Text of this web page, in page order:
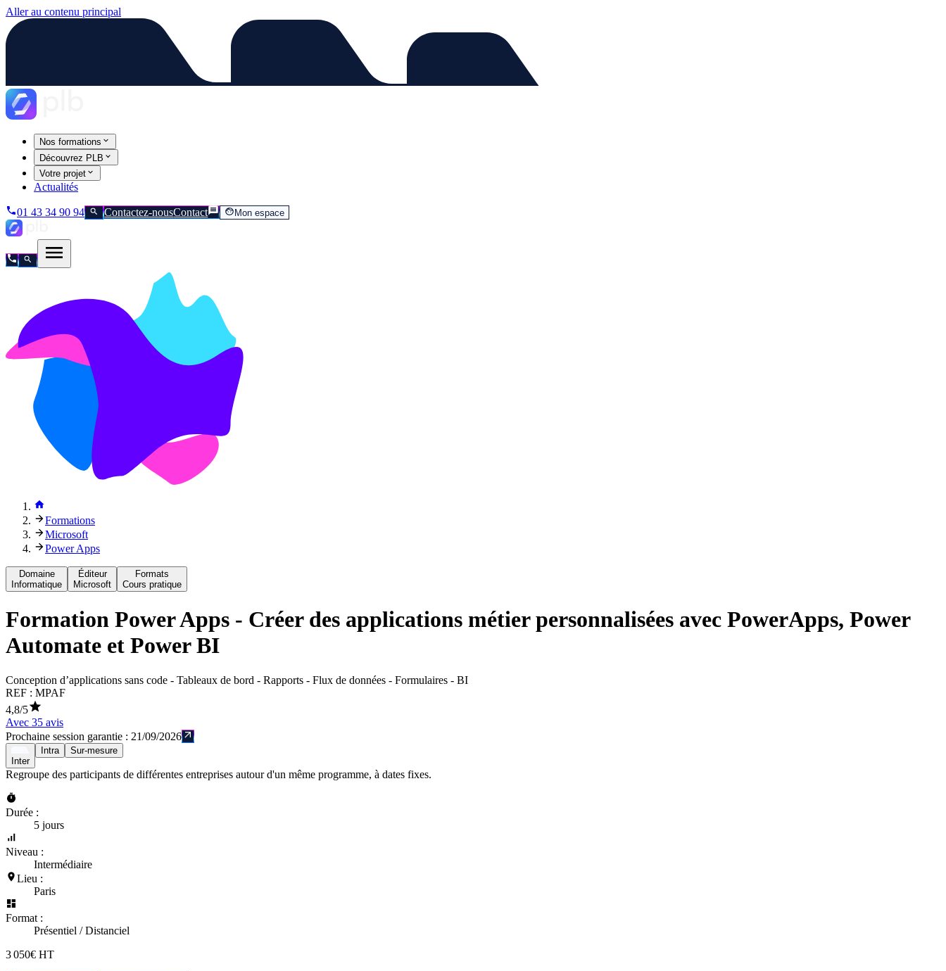
Aller au contenu principal
Nos formations
Découvrez PLB
Votre projet
Actualités
01 43 34 90 94 Contactez-nousContact Mon espace
Formations
Microsoft
Power Apps
Domaine
Informatique
Éditeur
Microsoft
Formats
Cours pratique
Formation Power Apps - Créer des applications métier personnalisées avec PowerApps, Power
Automate et Power BI
Conception d’applications sans code - Tableaux de bord - Rapports - Flux de données - Formulaires - BI
REF : MPAF
4,8/5
Avec 35 avis
Prochaine session garantie : 21/09/2026
Inter
Intra Sur-mesure
Regroupe des participants de différentes entreprises autour d'un même programme, à dates fixes.
Durée :
5 jours
Niveau :
Intermédiaire
Lieu :
Paris
Format :
Présentiel / Distanciel
3 050€ HT